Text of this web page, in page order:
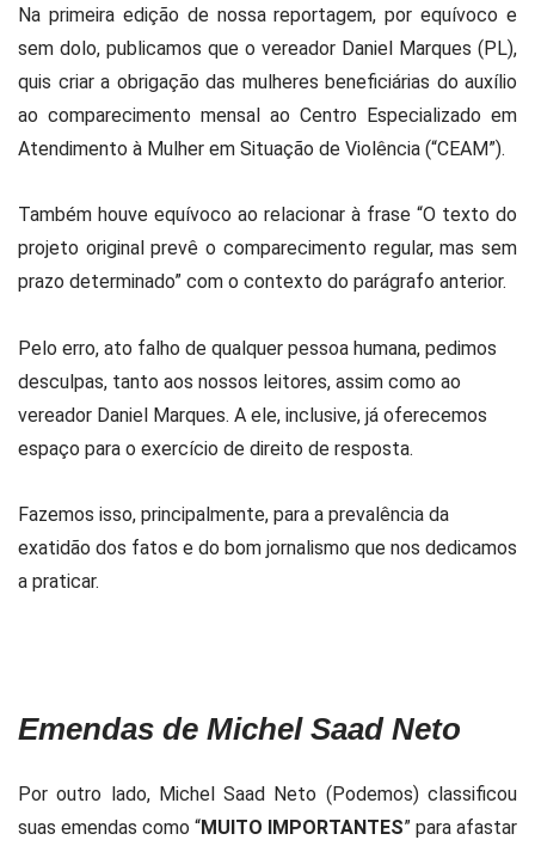
Na primeira edição de nossa reportagem, por equívoco e
sem dolo, publicamos que o vereador Daniel Marques (PL),
quis criar a obrigação das mulheres beneficiárias do auxílio
ao comparecimento mensal ao Centro Especializado em
Atendimento à Mulher em Situação de Violência (“CEAM”).
Também houve equívoco ao relacionar à frase “O texto do
projeto original prevê o comparecimento regular, mas sem
prazo determinado” com o contexto do parágrafo anterior.
Pelo erro, ato falho de qualquer pessoa humana, pedimos
desculpas, tanto aos nossos leitores, assim como ao
vereador Daniel Marques. A ele, inclusive, já oferecemos
espaço para o exercício de direito de resposta.
Fazemos isso, principalmente, para a prevalência da
exatidão dos fatos e do bom jornalismo que nos dedicamos
a praticar.
Emendas de Michel Saad Neto
Por outro lado, Michel Saad Neto (Podemos) classificou
suas emendas como “MUITO IMPORTANTES” para afastar